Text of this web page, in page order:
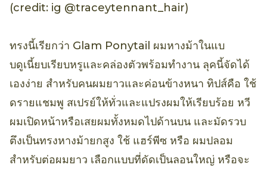
(credit: ig @traceytennant_hair)
ทรงนี้เรียกว่า Glam Ponytail ผมหางม้าในแบ
บดูเนี้ยบเรียบหรูและคล่องตัวพร้อมทำงาน ลุคนี้จัดได้
เองง่าย สำหรับคนผมยาวและค่อนข้างหนา ทิปส์คือ ใช้
ดรายแชมพู สเปรย์ให้ทั่วและแปรงผมให้เรียบร้อย หวี
ผมเปิดหน้าหรือเสยผมทั้งหมดไปด้านบน และมัดรวบ
ตึงเป็นทรงหางม้ายกสูง ใช้ แฮร์พีซ หรือ ผมปลอม
สำหรับต่อผมยาว เลือกแบบที่ดัดเป็นลอนใหญ่ หรือจะ